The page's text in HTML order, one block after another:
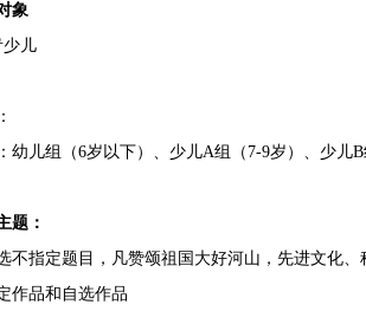
象
少儿
：
幼儿组（6岁以下）、 少儿A组（7-9岁）、 少儿
题：
不指定题目，凡赞颂祖国大好河山，先进文化、
作品和自选作品